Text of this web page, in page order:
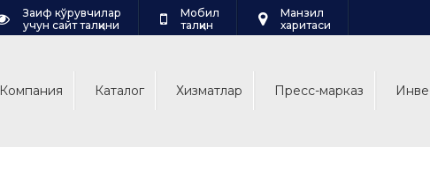
Заиф кўрувчилар
учун сайт талқини
Мобил
талқин
Манзил
харитаси
Компания Каталог Хизматлар Пресс-марказ